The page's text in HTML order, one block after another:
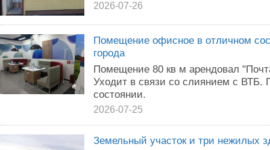
2026-07-26
Помещение офисное в отличном
города
Помещение 80 кв м арендовал
Уходит в связи со слиянием с
состоянии.
2026-07-25
Земельный участок и три нежилых